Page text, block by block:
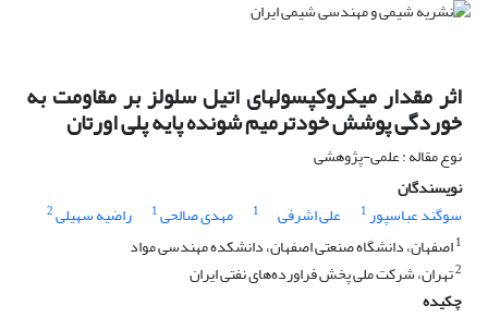
اثر مقدار میکروکپسولهای اتیل سلولز بر مقاومت به
خوردگی پوشش خودترمیم شونده پایه پلی اورتان
نوع مقاله : علمی-پژوهشی
نویسندگان
سوگند عباسپور1 علی اشرفی 1 مهدی صالحی1 راضیه سهیلی2
1اصفهان، دانشگاه صنعتی اصفهان، دانشکده مهندسی مواد
2تهران، شرکت ملی پخش فراورده‌های نفتی ایران
چکیده